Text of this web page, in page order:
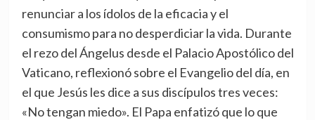
renunciar a los ídolos de la eficacia y el
consumismo para no desperdiciar la vida. Durante
el rezo del Ángelus desde el Palacio Apostólico del
Vaticano, reflexionó sobre el Evangelio del día, en
el que Jesús les dice a sus discípulos tres veces:
«No tengan miedo». El Papa enfatizó que lo que